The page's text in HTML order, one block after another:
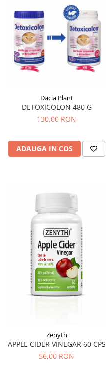
Dacia Plant
DETOXICOLON 480 G
130,00 RON
ADAUGA IN COS
Zenyth
APPLE CIDER VINEGAR 60 CPS
56,00 RON